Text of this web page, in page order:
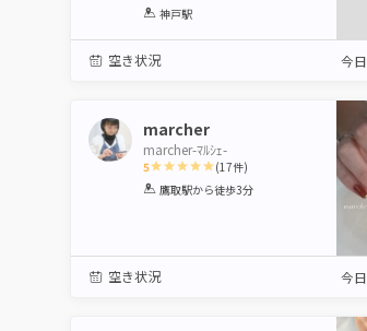
1 2 3 4
神戸駅
空き状況 今日
marcher
marcher-ﾏﾙｼｪ-
5
1 2 3 4 5
(17件)
鷹取駅から徒歩3分
空き状況 今日